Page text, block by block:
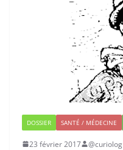
DOSSIER SANTÉ / MÉDECINE
23 février 2017 @curiolog